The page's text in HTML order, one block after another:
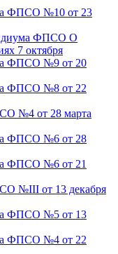
ФПСО №10 от 23
ФПСО О
7 октября
ФПСО №9 от 20
ФПСО №8 от 22
№4 от 28 марта
ФПСО №6 от 28
ФПСО №6 от 21
№III от 13 декабря
ФПСО №5 от 13
ФПСО №4 от 22